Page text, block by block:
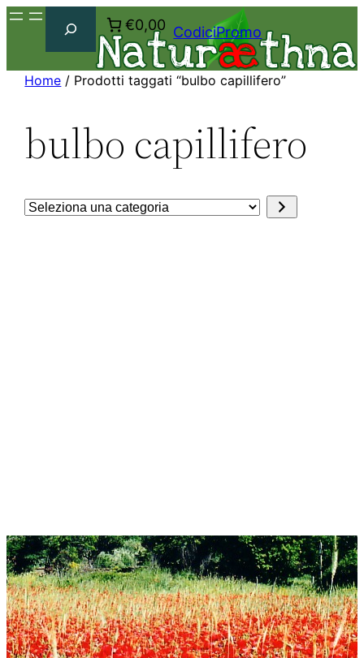
€0,00 CodiciPromo
Home / Prodotti taggati “bulbo capillifero”
bulbo capillifero
Seleziona